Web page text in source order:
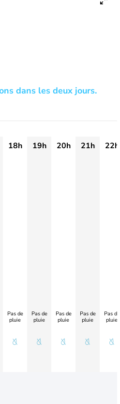
dans les deux jours.
18h 19h 20h 21h
22h
Pas de
pluie
Pas de
pluie
Pas de
pluie
Pas de
pluie
Pas de
pluie